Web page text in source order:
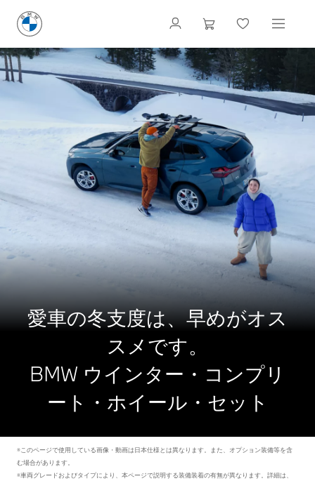
愛車の冬支度は、早めがオス
スメです。
BMW ウインター・コンプリ
ート・ホイール・セット
※このページで使用している画像・動画は日本仕様とは異なります。また、オプション装備等を含
む場合があります。
※車両グレードおよびタイプにより、本ページで説明する装備装着の有無が異なります。詳細は、